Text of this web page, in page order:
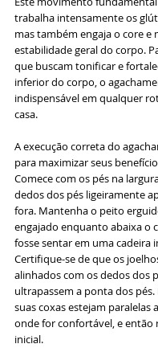
trabalha intensamente os
mas também engaja o core e
estabilidade geral do corpo.
que buscam tonificar e
inferior do corpo, o
indispensável em qualquer
casa.
A execução correta do
para maximizar seus
Comece com os pés na
dedos dos pés ligeiramente
fora. Mantenha o peito
engajado enquanto abaixa o
fosse sentar em uma cadeira
Certifique-se de que os
alinhados com os dedos dos
ultrapassem a ponta dos pés.
suas coxas estejam paralelas
onde for confortável, e então
inicial.